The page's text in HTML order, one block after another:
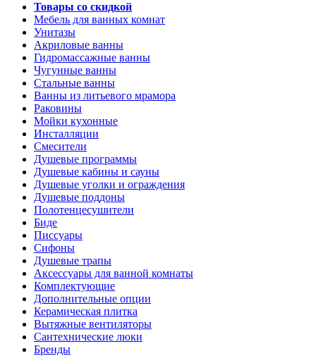
Товары со скидкой
Мебель для ванных комнат
Унитазы
Акриловые ванны
Гидромассажные ванны
Чугунные ванны
Стальные ванны
Ванны из литьевого мрамора
Раковины
Мойки кухонные
Инсталляции
Смесители
Душевые программы
Душевые кабины и сауны
Душевые уголки и ограждения
Душевые поддоны
Полотенцесушители
Биде
Писсуары
Сифоны
Душевые трапы
Аксессуары для ванной комнаты
Комплектующие
Дополнительные опции
Керамическая плитка
Вытяжные вентиляторы
Сантехнические люки
Бренды